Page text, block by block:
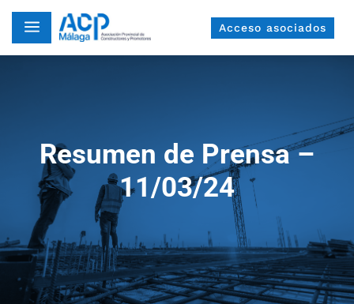
a Acceso asociados
Resumen de Prensa –
11/03/24